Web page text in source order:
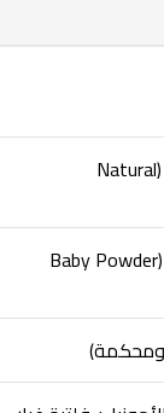
طين البنتونيت الطبيعي 100% (Natural
رائحة بودرة الأطفال الناعمة (Baby Powder